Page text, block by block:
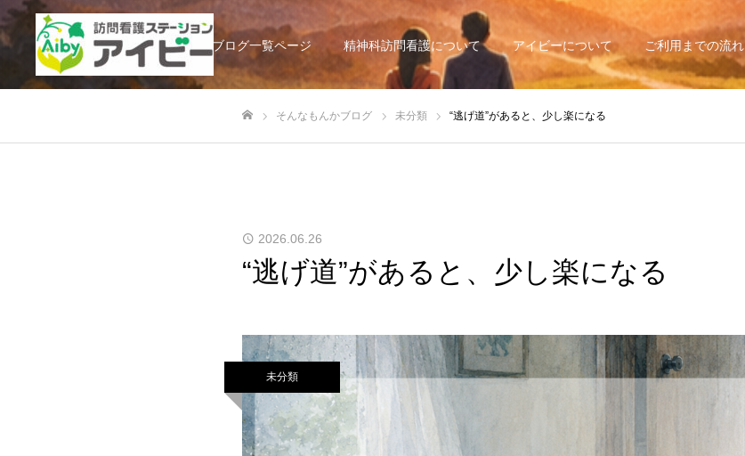
そんなもんかブログ一覧ページ 精神科訪問看護について アイビーについて ご利用までの流れ
そんなもんかブログ 未分類 “逃げ道”があると、少し楽になる
2026.06.26
“逃げ道”があると、少し楽になる
未分類